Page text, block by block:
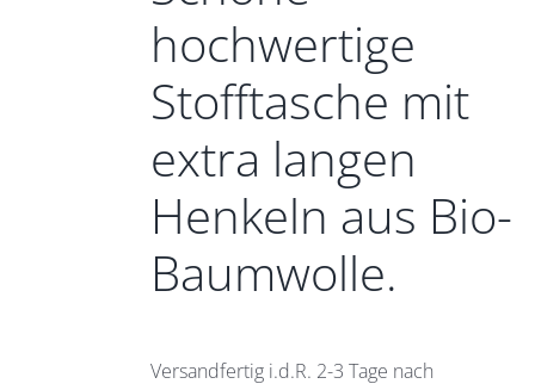
hochwertige
Stofftasche mit
extra langen
Henkeln aus Bio-
Baumwolle.
Versandfertig i.d.R. 2-3 Tage nach